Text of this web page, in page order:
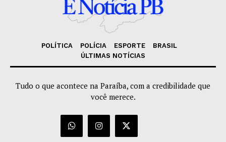
POLÍTICA POLÍCIA ESPORTE
BRASIL
ÚLTIMAS NOTÍCIAS
Tudo o que acontece na Paraíba, com a credibilidade que
você merece.